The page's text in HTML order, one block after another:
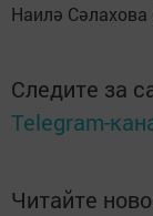
Наилә
Следите за
Telegram-
Читайте